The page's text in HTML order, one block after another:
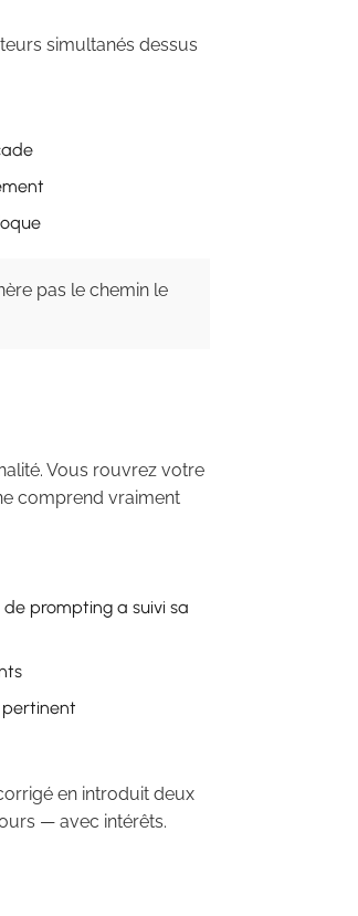
simultanés dessus
pas le chemin le
Vous rouvrez votre
comprend vraiment
prompting a suivi sa
en introduit deux
— avec intérêts.